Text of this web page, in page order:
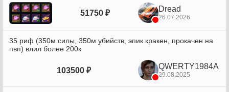
51750 ₽ Dread
26.07.2026
35 риф (350м силы, 350м убийств, эпик кракен, прокачен на
пвп) влил более 200к
103500 ₽ QWERTY1984A
29.08.2025